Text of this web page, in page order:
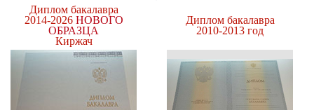
Диплом бакалавра
2014-2026 НОВОГО
ОБРАЗЦА
Киржач
Диплом бакалавра
2010-2013 год